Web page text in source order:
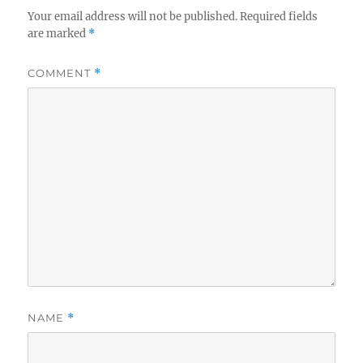
Your email address will not be published. Required fields
are marked *
COMMENT *
NAME *